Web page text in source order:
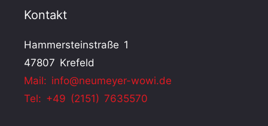
Kontakt
Hammersteinstraße 1
47807 Krefeld
Mail: info@neumeyer-wowi.de
Tel: +49 (2151) 7635570